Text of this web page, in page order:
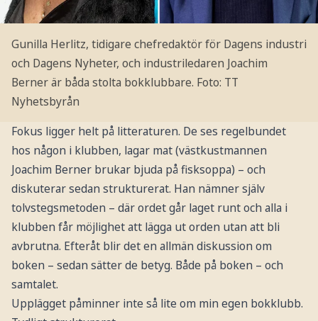
Gunilla Herlitz, tidigare chefredaktör för Dagens industri
och Dagens Nyheter, och industriledaren Joachim
Berner är båda stolta bokklubbare. Foto: TT
Nyhetsbyrån
Fokus ligger helt på litteraturen. De ses regelbundet
hos någon i klubben, lagar mat (västkustmannen
Joachim Berner brukar bjuda på fisksoppa) – och
diskuterar sedan strukturerat. Han nämner själv
tolvstegsmetoden – där ordet går laget runt och alla i
klubben får möjlighet att lägga ut orden utan att bli
avbrutna. Efteråt blir det en allmän diskussion om
boken – sedan sätter de betyg. Både på boken – och
samtalet.
Upplägget påminner inte så lite om min egen bokklubb.